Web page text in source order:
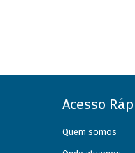
Acesso
Quem somos